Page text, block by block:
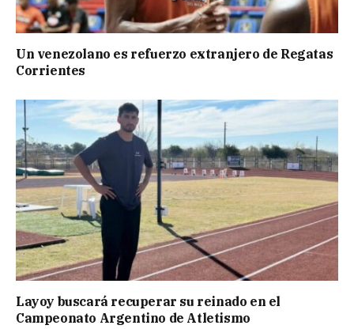
Un venezolano es refuerzo extranjero de Regatas
Corrientes
Layoy buscará recuperar su reinado en el
Campeonato Argentino de Atletismo